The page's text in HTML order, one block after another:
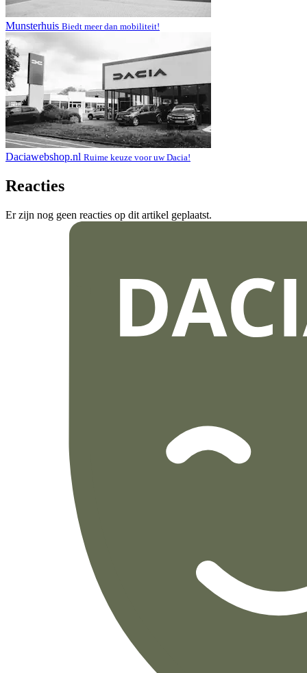
Munsterhuis Biedt meer dan mobiliteit!
Daciawebshop.nl Ruime keuze voor uw Dacia!
Reacties
Er zijn nog geen reacties op dit artikel geplaatst.